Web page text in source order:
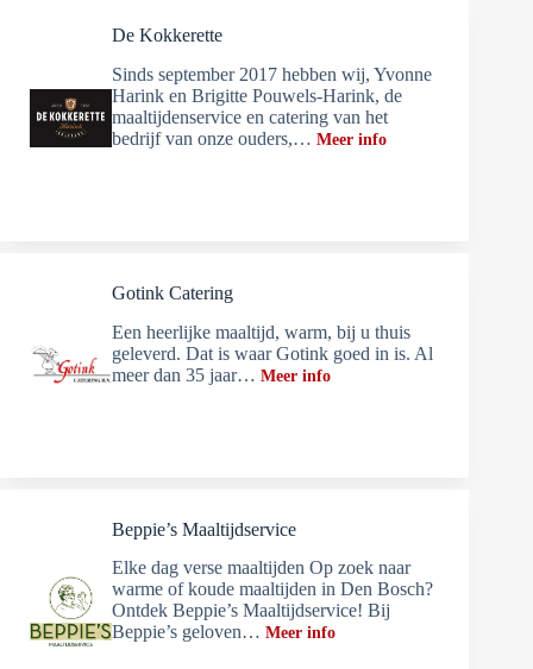
De Kokkerette
Sinds september 2017 hebben wij, Yvonne
Harink en Brigitte Pouwels-Harink, de
maaltijdenservice en catering van het
bedrijf van onze ouders,… Meer info
Gotink Catering
Een heerlijke maaltijd, warm, bij u thuis
geleverd. Dat is waar Gotink goed in is. Al
meer dan 35 jaar… Meer info
Beppie’s Maaltijdservice
Elke dag verse maaltijden Op zoek naar
warme of koude maaltijden in Den Bosch?
Ontdek Beppie’s Maaltijdservice! Bij
Beppie’s geloven… Meer info